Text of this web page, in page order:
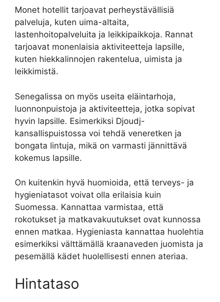
Monet hotellit tarjoavat perheystävällisiä
palveluja, kuten uima-altaita,
lastenhoitopalveluita ja leikkipaikkoja. Rannat
tarjoavat monenlaisia aktiviteetteja lapsille,
kuten hiekkalinnojen rakentelua, uimista ja
leikkimistä.
Senegalissa on myös useita eläintarhoja,
luonnonpuistoja ja aktiviteetteja, jotka sopivat
hyvin lapsille. Esimerkiksi Djoudj-
kansallispuistossa voi tehdä veneretken ja
bongata lintuja, mikä on varmasti jännittävä
kokemus lapsille.
On kuitenkin hyvä huomioida, että terveys- ja
hygieniatasot voivat olla erilaisia kuin
Suomessa. Kannattaa varmistaa, että
rokotukset ja matkavakuutukset ovat kunnossa
ennen matkaa. Hygieniasta kannattaa huolehtia
esimerkiksi välttämällä kraanaveden juomista ja
pesemällä kädet huolellisesti ennen ateriaa.
Hintataso